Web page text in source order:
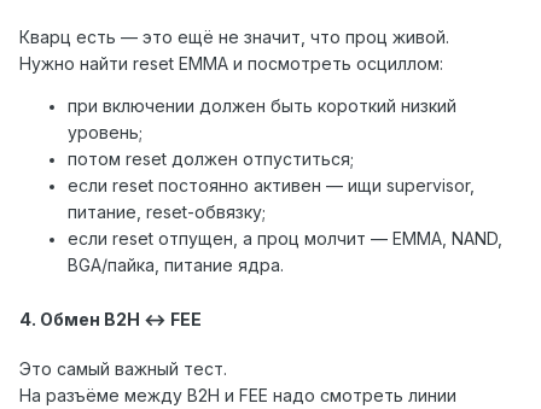
Кварц есть — это ещё не значит, что проц живой.
Нужно найти reset EMMA и посмотреть осциллом:
при включении должен быть короткий низкий
уровень;
потом reset должен отпуститься;
если reset постоянно активен — ищи supervisor,
питание, reset-обвязку;
если reset отпущен, а проц молчит — EMMA, NAND,
BGA/пайка, питание ядра.
4. Обмен B2H ↔ FEE
Это самый важный тест.
На разъёме между B2H и FEE надо смотреть линии